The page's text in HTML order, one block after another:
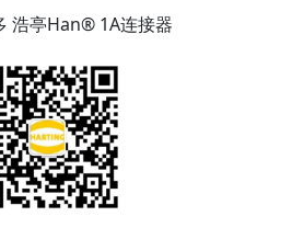
浩亭Han® 1A连接器